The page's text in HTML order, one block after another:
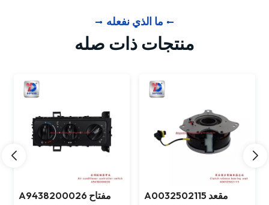
ما الذي نفعله
منتجات ذات صله
A0032502115 مقعد
وحدة تحكم الخانق الخلفية